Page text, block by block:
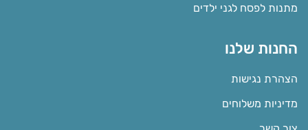
מתנות לפסח לגני ילדים
החנות שלנו
הצהרת נגישות
מדיניות משלוחים